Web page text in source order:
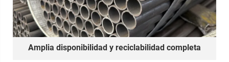
Amplia disponibilidad y reciclabilidad completa